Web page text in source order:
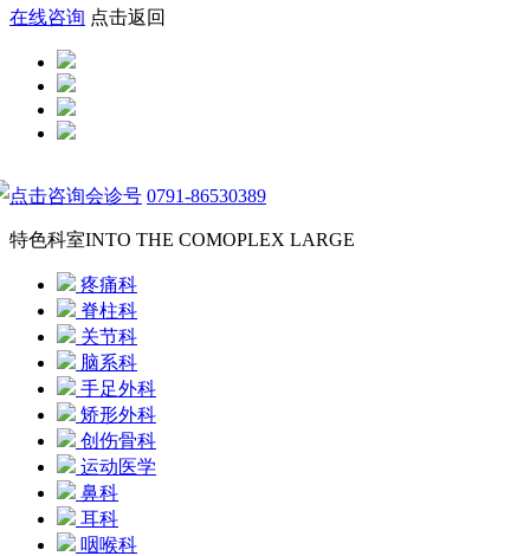
在线咨询 点击返回
点击咨询会诊号 0791-86530389
特色科室INTO THE COMOPLEX LARGE
疼痛科
脊柱科
关节科
脑系科
手足外科
矫形外科
创伤骨科
运动医学
鼻科
耳科
咽喉科